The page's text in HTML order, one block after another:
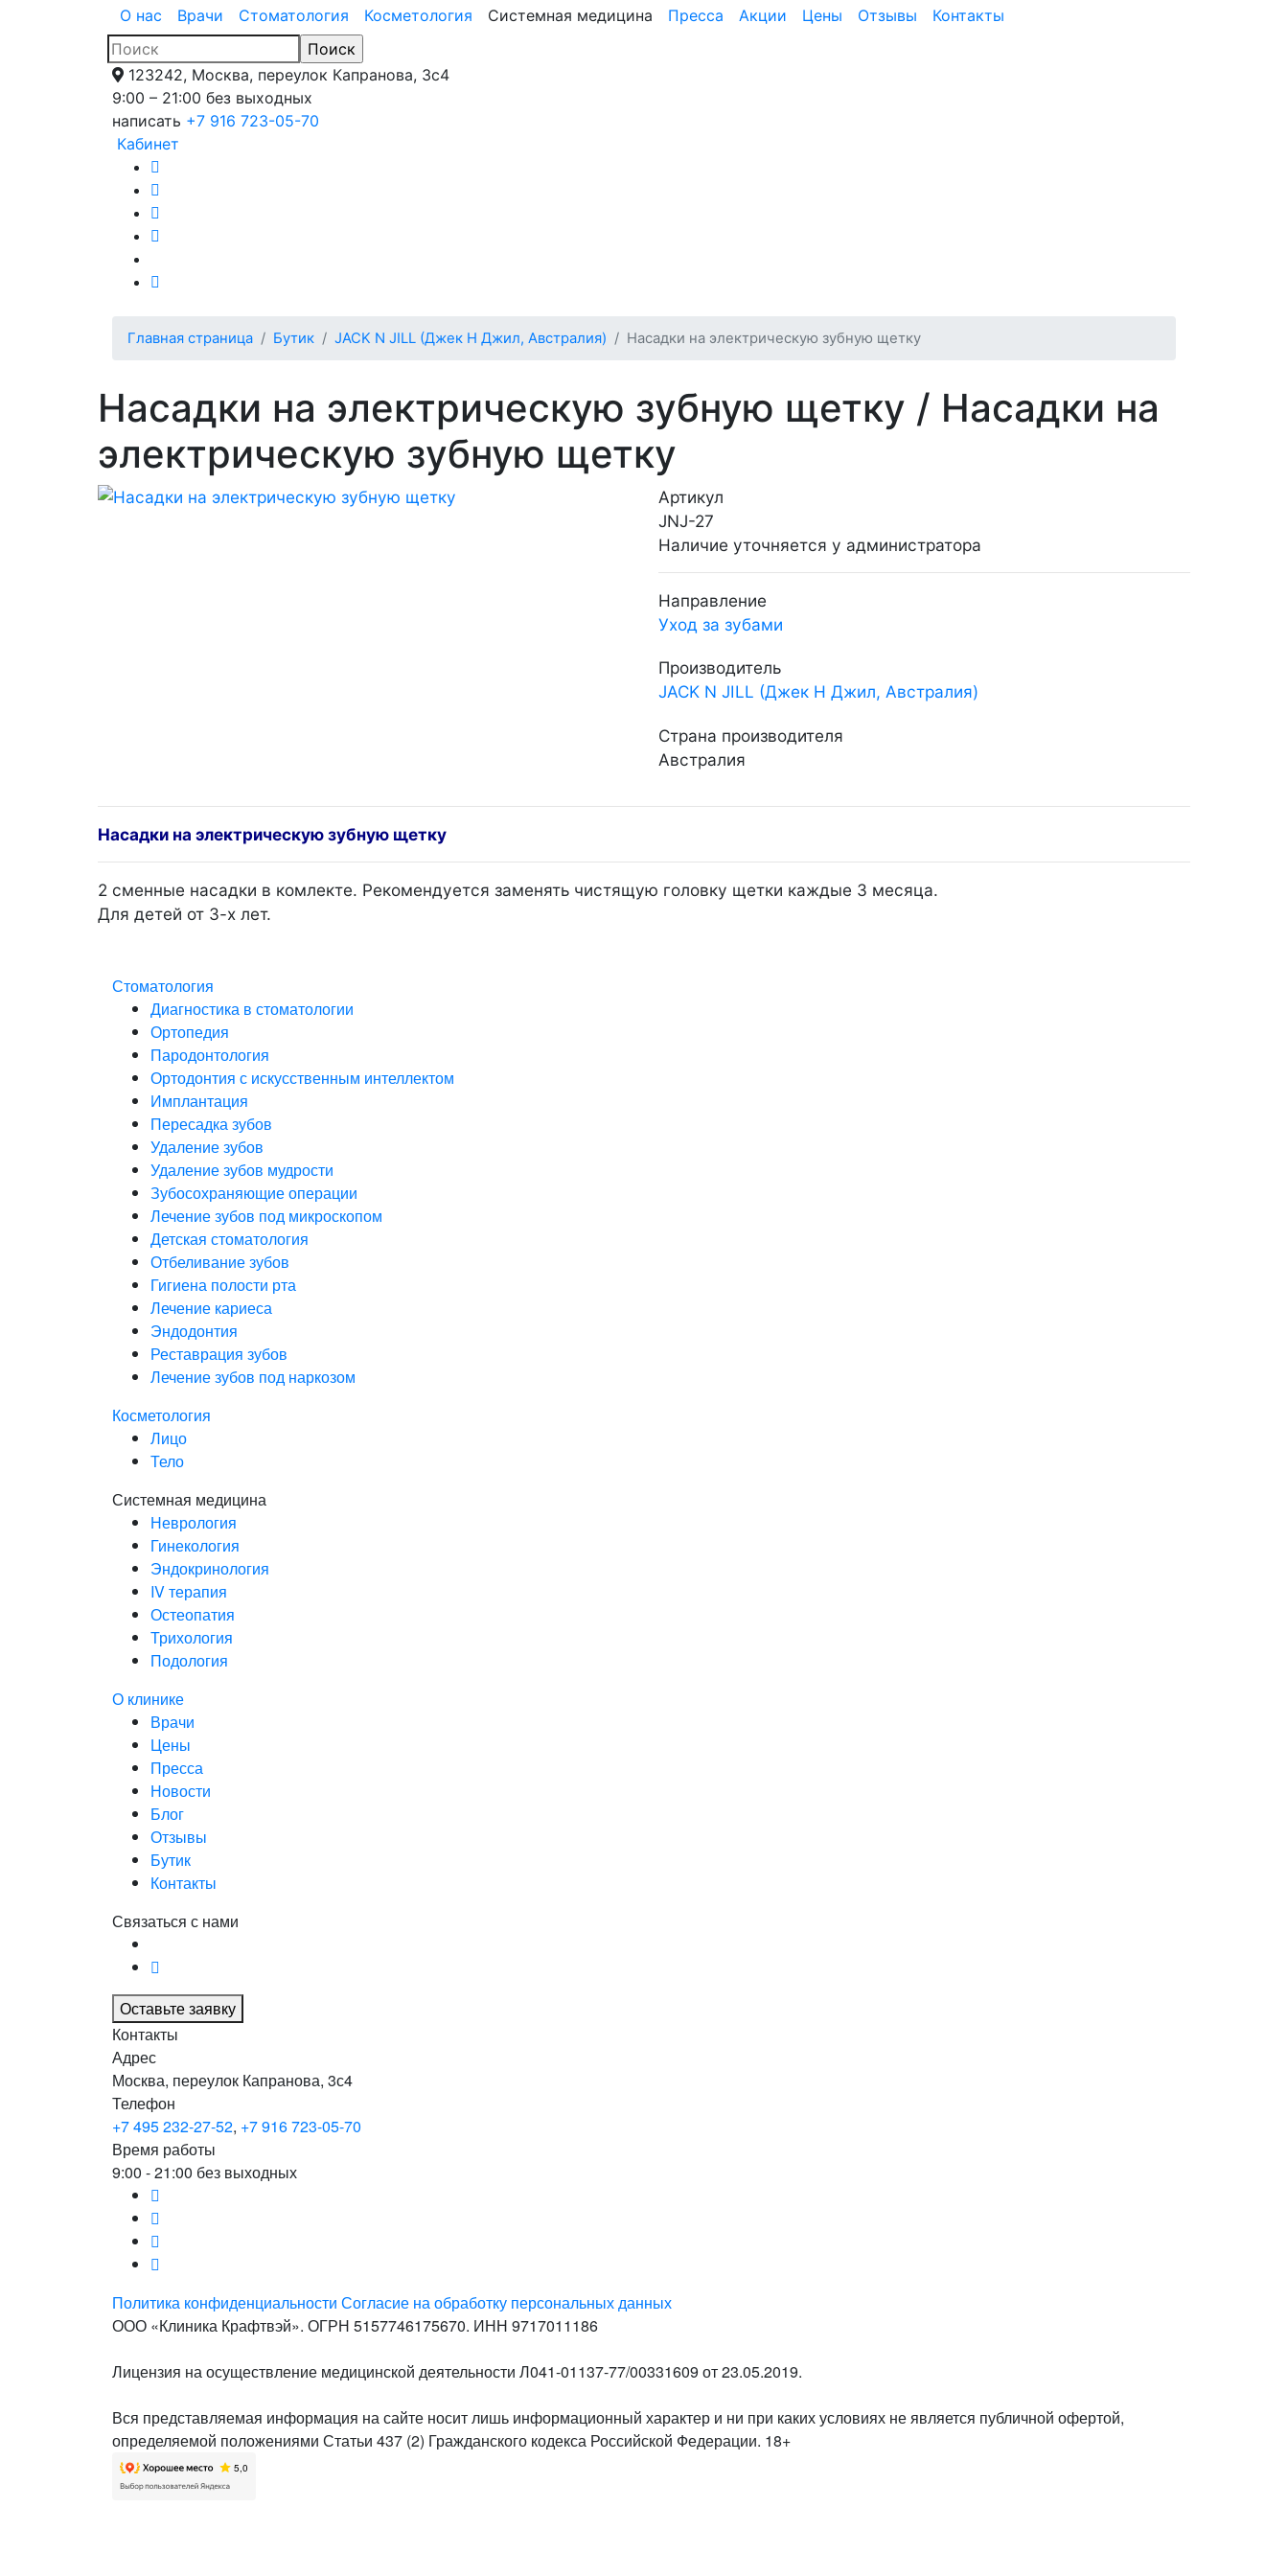
О нас
Врачи Стоматология Косметология Системная медицина Пресса Акции Цены Отзывы Контакты
123242, Москва, переулок Капранова, 3с4
9:00 – 21:00 без выходных
написать +7 916 723-05-70
Кабинет
Главная страница Бутик JACK N JILL (Джек Н Джил, Австралия) Насадки на электрическую зубную щетку
Насадки на электрическую зубную щетку / Насадки на
электрическую зубную щетку
Артикул
JNJ-27
Наличие уточняется у администратора
Направление
Уход за зубами
Производитель
JACK N JILL (Джек Н Джил, Австралия)
Страна производителя
Австралия
Насадки на электрическую зубную щетку
2 сменные насадки в комлекте. Рекомендуется заменять чистящую головку щетки каждые 3 месяца.
Для детей от 3-х лет.
Стоматология
Диагностика в стоматологии
Ортопедия
Пародонтология
Ортодонтия с искусственным интеллектом
Имплантация
Пересадка зубов
Удаление зубов
Удаление зубов мудрости
Зубосохраняющие операции
Лечение зубов под микроскопом
Детская стоматология
Отбеливание зубов
Гигиена полости рта
Лечение кариеса
Эндодонтия
Реставрация зубов
Лечение зубов под наркозом
Косметология
Лицо
Тело
Системная медицина
Неврология
Гинекология
Эндокринология
IV терапия
Остеопатия
Трихология
Подология
О клинике
Врачи
Цены
Пресса
Новости
Блог
Отзывы
Бутик
Контакты
Связаться с нами
Оставьте заявку
Контакты
Адрес
Москва, переулок Капранова, 3с4
Телефон
+7 495 232-27-52, +7 916 723-05-70
Время работы
9:00 - 21:00 без выходных
Политика конфиденциальности Согласие на обработку персональных данных
ООО «Клиника Крафтвэй». ОГРН 5157746175670. ИНН 9717011186
Лицензия на осуществление медицинской деятельности Л041-01137-77/00331609 от 23.05.2019.
Вся представляемая информация на сайте носит лишь информационный характер и ни при каких условиях не является публичной офертой,
определяемой положениями Статьи 437 (2) Гражданского кодекса Российской Федерации. 18+